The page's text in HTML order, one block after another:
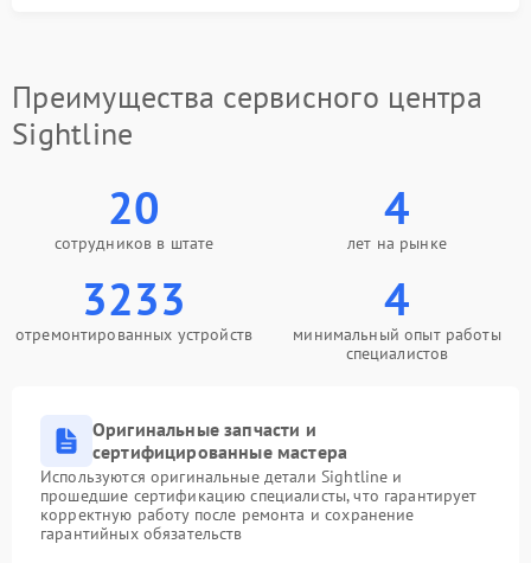
Преимущества сервисного центра
Sightline
20
сотрудников в штате
4
лет на рынке
3233
отремонтированных устройств
4
минимальный опыт работы
специалистов
Оригинальные запчасти и
сертифицированные мастера
Используются оригинальные детали Sightline и
прошедшие сертификацию специалисты, что гарантирует
корректную работу после ремонта и сохранение
гарантийных обязательств